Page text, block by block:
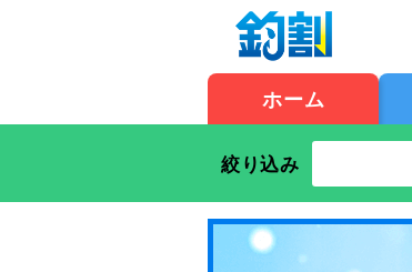
ホーム
絞り込み